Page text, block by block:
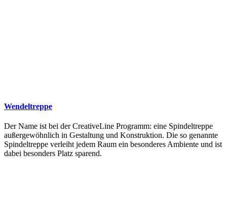
Wendeltreppe
Der Name ist bei der CreativeLine Programm: eine Spindeltreppe
außergewöhnlich in Gestaltung und Konstruktion. Die so genannte
Spindeltreppe verleiht jedem Raum ein besonderes Ambiente und ist
dabei besonders Platz sparend.